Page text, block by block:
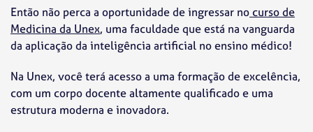
Então não perca a oportunidade de ingressar nocurso de
Medicina da Unex, uma faculdade que está na vanguarda
da aplicação da inteligência artificial no ensino médico!
Na Unex, você terá acesso a uma formação de excelência,
com um corpo docente altamente qualificado e uma
estrutura moderna e inovadora.